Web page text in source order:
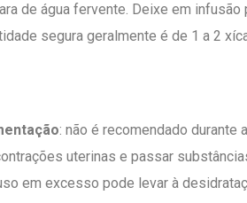
de água fervente. Deixe em infusão
segura geralmente é de 1 a 2
: não é recomendado durante
uterinas e passar
em excesso pode levar à